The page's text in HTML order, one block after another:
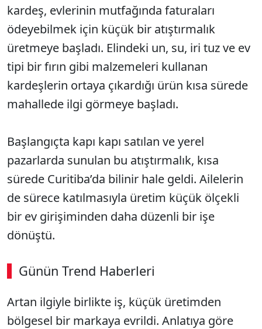
kardeş, evlerinin mutfağında faturaları
ödeyebilmek için küçük bir atıştırmalık
üretmeye başladı. Elindeki un, su, iri tuz ve ev
tipi bir fırın gibi malzemeleri kullanan
kardeşlerin ortaya çıkardığı ürün kısa sürede
mahallede ilgi görmeye başladı.
Başlangıçta kapı kapı satılan ve yerel
pazarlarda sunulan bu atıştırmalık, kısa
sürede Curitiba’da bilinir hale geldi. Ailelerin
de sürece katılmasıyla üretim küçük ölçekli
bir ev girişiminden daha düzenli bir işe
dönüştü.
Günün Trend Haberleri
Artan ilgiyle birlikte iş, küçük üretimden
bölgesel bir markaya evrildi. Anlatıya göre